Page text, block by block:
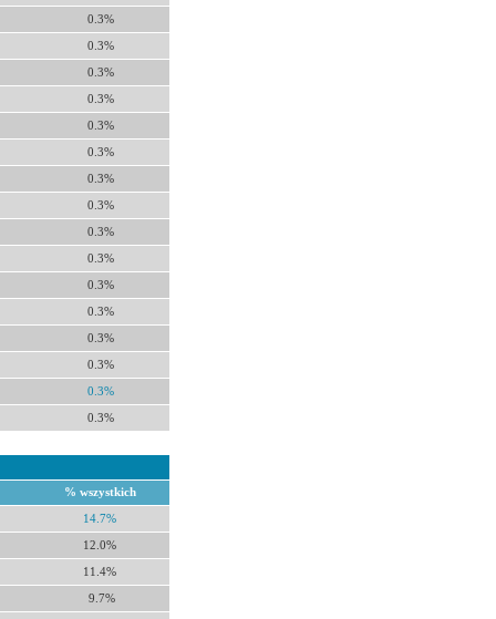
0.3%
0.3%
0.3%
0.3%
0.3%
0.3%
0.3%
0.3%
0.3%
0.3%
0.3%
0.3%
0.3%
0.3%
0.3%
0.3%
% wszystkich
14.7%
12.0%
11.4%
9.7%